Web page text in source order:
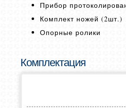
Прибор
Комплект ножей (2шт.)
Опорные ролики
Комплектация